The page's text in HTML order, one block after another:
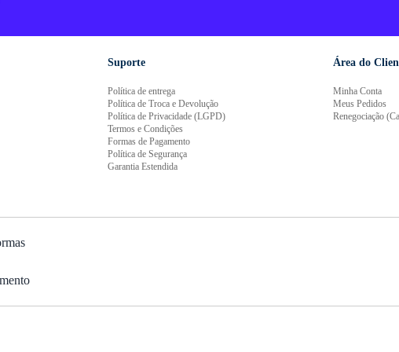
Suporte
Política de entrega
Política de Troca e Devolução
Política de Privacidade (LGPD)
Termos e Condições
Formas de Pagamento
Política de Segurança
Garantia Estendida
Área do
Minha Conta
Meus Pedidos
Renegociação